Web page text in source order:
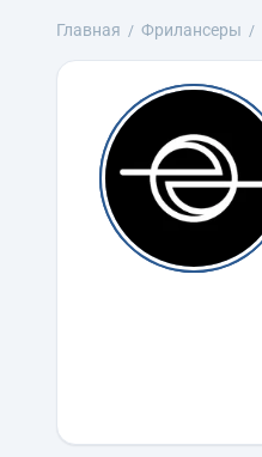
Главная Фрилансеры